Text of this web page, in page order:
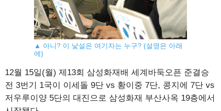
▲ 아니? 이 낯설은 여기자는 누구? (설명은 아래
에)
12월 15일(월) 제13회 삼성화재배 세계바둑오픈 준결승
전 3번기 1국이 이세돌 9단 vs 황이중 7단, 콩지에 7단 vs
저우루이양 5단의 대진으로 삼성화재 부산사옥 19층에서